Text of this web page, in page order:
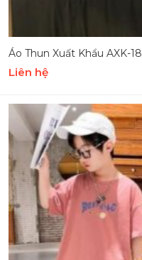
Áo Thun Xuất Khẩu AXK-18
Liên hệ